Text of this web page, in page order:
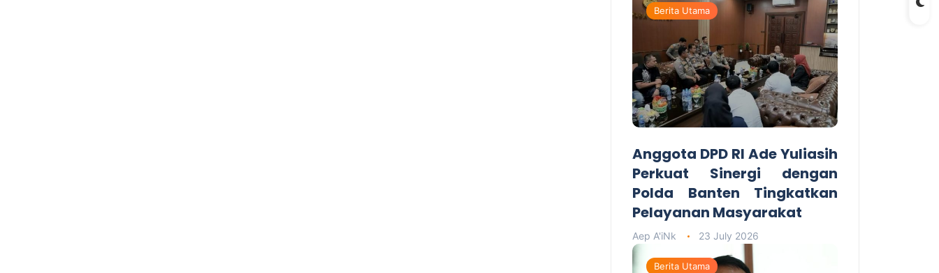
Berita Utama
Anggota DPD RI Ade Yuliasih
Perkuat Sinergi dengan
Polda Banten Tingkatkan
Pelayanan Masyarakat
Aep A'iNk 23 July 2026
Berita Utama